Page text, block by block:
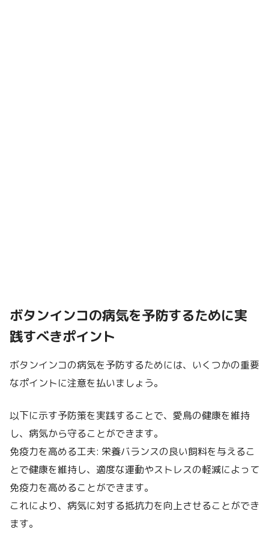
ボタンインコの病気を予防するために実
践すべきポイント
ボタンインコの病気を予防するためには、いくつかの重要
なポイントに注意を払いましょう。
以下に示す予防策を実践することで、愛鳥の健康を維持
し、病気から守ることができます。
免疫力を高める工夫: 栄養バランスの良い飼料を与えるこ
とで健康を維持し、適度な運動やストレスの軽減によって
免疫力を高めることができます。
これにより、病気に対する抵抗力を向上させることができ
ます。